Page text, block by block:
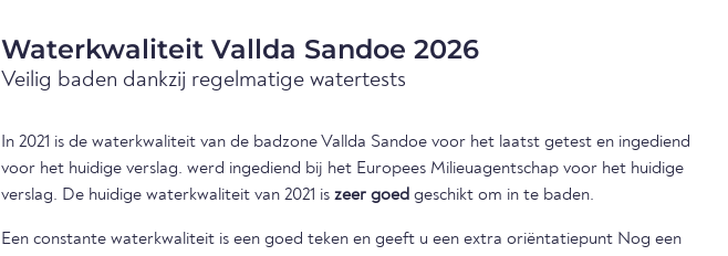
Waterkwaliteit Vallda Sandoe 2026
Veilig baden dankzij regelmatige watertests
In 2021 is de waterkwaliteit van de badzone Vallda Sandoe voor het laatst getest en ingediend
voor het huidige verslag. werd ingediend bij het Europees Milieuagentschap voor het huidige
verslag. De huidige waterkwaliteit van 2021 is zeer goed geschikt om in te baden.
Een constante waterkwaliteit is een goed teken en geeft u een extra oriëntatiepunt Nog een